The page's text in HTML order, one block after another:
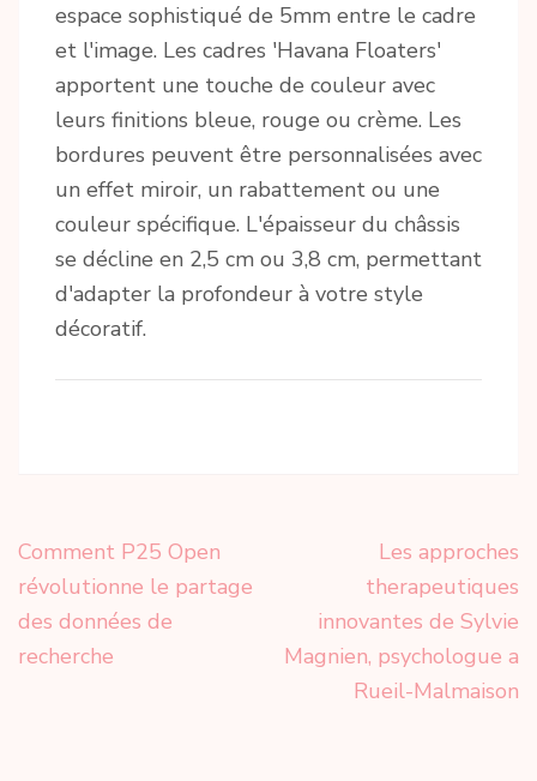
espace sophistiqué de 5mm entre le cadre
et l'image. Les cadres 'Havana Floaters'
apportent une touche de couleur avec
leurs finitions bleue, rouge ou crème. Les
bordures peuvent être personnalisées avec
un effet miroir, un rabattement ou une
couleur spécifique. L'épaisseur du châssis
se décline en 2,5 cm ou 3,8 cm, permettant
d'adapter la profondeur à votre style
décoratif.
Navigation
de
l’article
Comment P25 Open
révolutionne le partage
des données de
recherche
Les approches
therapeutiques
innovantes de Sylvie
Magnien, psychologue a
Rueil-Malmaison